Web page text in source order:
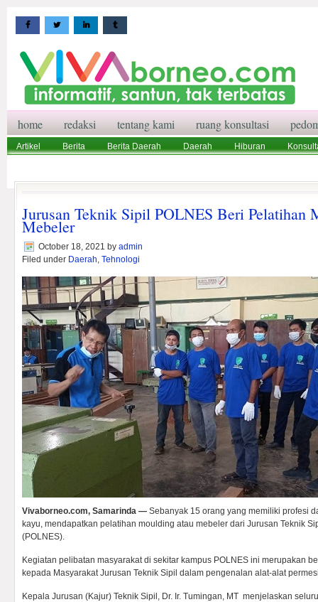
home redaksi tentang kami ruang konsultasi
Artikel Berita Berita Daerah Daerah Hiburan
Jurusan Teknik Sipil POLNES Beri Pelatihan
Mebeler
October 18, 2021 by admin
Filed under Daerah, Tehnologi
Vivaborneo.com, Samarinda — Sebanyak 15 orang yang memiliki profesi
kayu, mendapatkan pelatihan moulding atau mebeler dari Jurusan Teknik
(POLNES).
Kegiatan pelibatan masyarakat di sekitar kampus POLNES ini merupakan
kepada Masyarakat Jurusan Teknik Sipil dalam pengenalan alat-alat
Kepala Jurusan (Kajur) Teknik Sipil, Dr. Ir. Tumingan, MT menjelaskan